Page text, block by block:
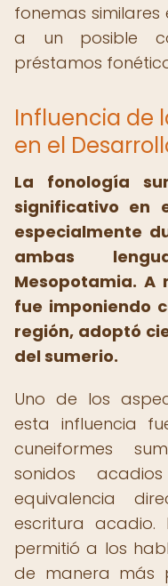
fonemas
a un posible
préstamos
Influencia de
en el
La fonología
significativo en
especialmente
ambas
Mesopotamia. A
fue imponiendo
región, adoptó
del sumerio.
Uno de los
esta influencia
cuneiformes
sonidos
equivalencia
escritura acadio.
permitió a los
de manera más